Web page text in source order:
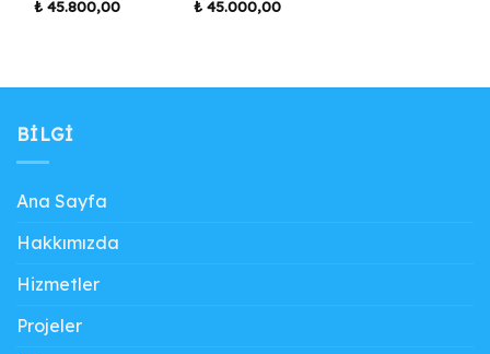
Orijinal
fiyat:
₺ 45.800,00Şu Orijinal
fiyat:
₺ 45.000,00Şu
BILGI
Ana Sayfa
Hakkımızda
Hizmetler
Projeler